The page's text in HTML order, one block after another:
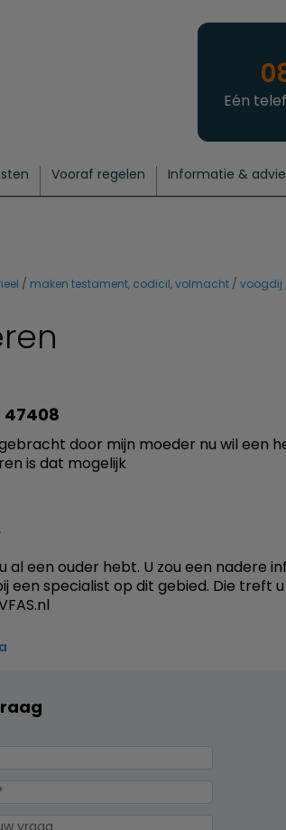
Eén
Vooraf regelen Informatie &
maken testament, codicil, volmacht voogdij
door mijn moeder nu wil een
is dat mogelijk
al een ouder hebt. U zou een nadere
een specialist op dit gebied. Die treft